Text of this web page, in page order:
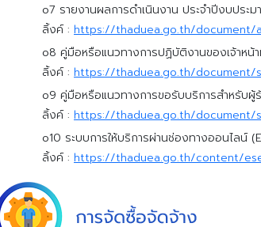
o7 รายงานผลการดำเนินงาน ประจำปีงบประ
ลิ้งค์ : https://thaduea.go.th/document/
o8 คู่มือหรือแนวทางการปฏิบัติงานของเจ้าหน้
ลิ้งค์ : https://thaduea.go.th/document/
o9 คู่มือหรือแนวทางการขอรับบริการสำหรับ
ลิ้งค์ : https://thaduea.go.th/document/
o10 ระบบการให้บริการผ่านช่องทางออนไลน์
ลิ้งค์ : https://thaduea.go.th/content/